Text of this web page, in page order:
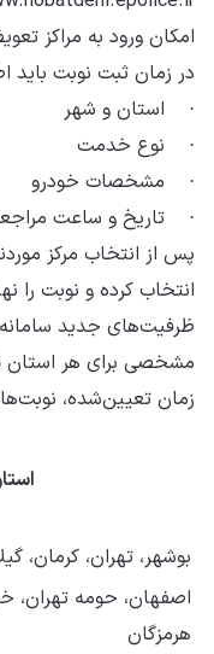
امکان ورود به مراکز
در زمان ثبت نوبت باید
· استان و شهر
· نوع خدمت
· مشخصات خودرو
· تاریخ و ساعت
پس از انتخاب مرکز
انتخاب کرده و نوبت را
ظرفیت‌های جدید
مشخصی برای هر استان
زمان تعیین‌شده،
بوشهر، تهران، کرمان،
اصفهان، حومه تهران،
هرمزگان